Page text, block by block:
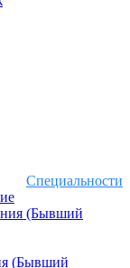
Специальности
(Бывший